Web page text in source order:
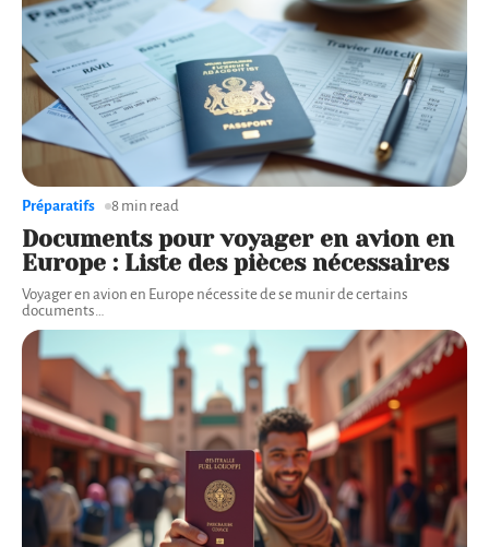
Documents pour voyager en avion en
Europe : Liste des pièces nécessaires
Voyager en avion en Europe nécessite de se munir de certains
documents…
Préparatifs 8 min read